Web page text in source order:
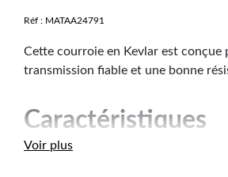
Réf : MATAA24791
Cette courroie en Kevlar est conçue
transmission fiable et une bonne
Caractéristiques
techniques
Voir plus